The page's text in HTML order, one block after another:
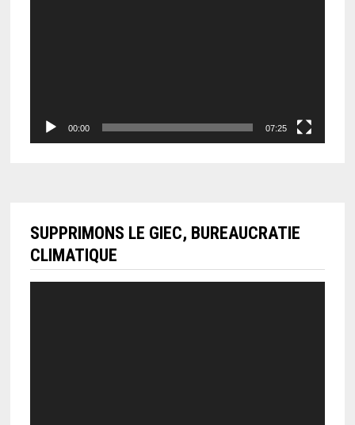
00:00 07:25
SUPPRIMONS LE GIEC, BUREAUCRATIE
CLIMATIQUE